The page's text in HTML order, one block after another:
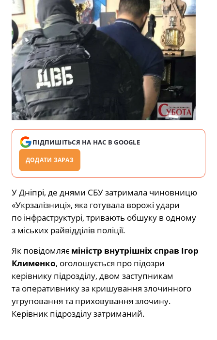
ПІДПИШІТЬСЯ НА НАС В GOOGLE
ДОДАТИ ЗАРАЗ
У Дніпрі, де днями СБУ затримала чиновницю
«Укрзалізниці», яка готувала ворожі удари
по інфраструктурі, тривають обшуку в одному
з міських райвідділів поліції.
Як повідомляє міністр внутрішніх справ Ігор
Клименко, оголошується про підозри
керівнику підрозділу, двом заступникам
та оперативнику за кришування злочинного
угруповання та приховування злочину.
Керівник підрозділу затриманий.